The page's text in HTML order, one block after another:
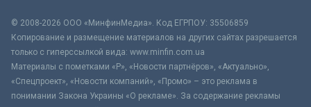
© 2008-2026 ООО «МинфинМедиа». Код ЕГРПОУ: 35506859
Копирование и размещение материалов на других сайтах разрешается
только с гиперссылкой вида: www.minfin.com.ua
Материалы с пометками «Р», «Новости партнёров», «Актуально»,
«Спецпроект», «Новости компаний», «Промо» – это реклама в
понимании Закона Украины «О рекламе». За содержание рекламы